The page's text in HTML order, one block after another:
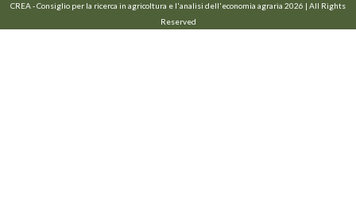
CREA - Consiglio per la ricerca in agricoltura e l'analisi dell'economia agraria 2026 | All Rights
Reserved